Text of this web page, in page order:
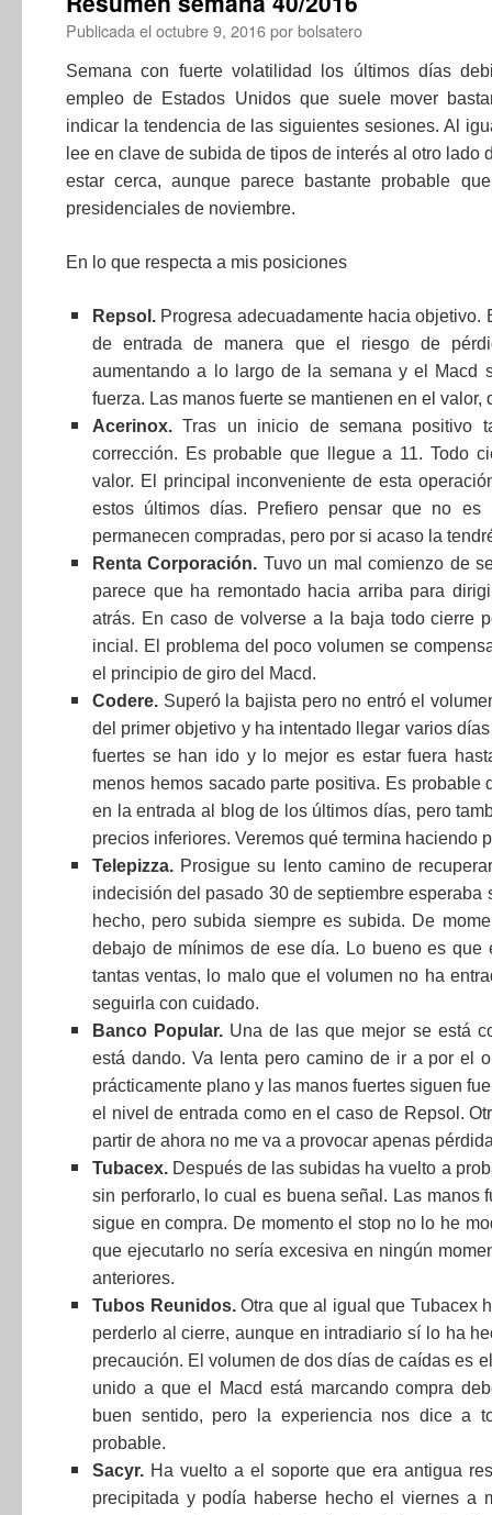
Publicada el octubre 9, 2016porbolsatero
Semana con fuerte volatilidad los últimos días
empleo de Estados Unidos que suele mover
indicar la tendencia de las siguientes sesiones. Al
lee en clave de subida de tipos de interés al otro
estar cerca, aunque parece bastante probable
presidenciales de noviembre.
En lo que respecta a mis posiciones
Repsol. Progresa adecuadamente hacia
de entrada de manera que el riesgo de
aumentando a lo largo de la semana y el Macd
fuerza. Las manos fuerte se mantienen en el valor,
Acerinox. Tras un inicio de semana positivo
corrección. Es probable que llegue a 11. Todo
valor. El principal inconveniente de esta
estos últimos días. Prefiero pensar que no
permanecen compradas, pero por si acaso la
Renta Corporación. Tuvo un mal comienzo de
parece que ha remontado hacia arriba para
atrás. En caso de volverse a la baja todo cierre
incial. El problema del poco volumen se
el principio de giro del Macd.
Codere. Superó la bajista pero no entró el
del primer objetivo y ha intentado llegar varios
fuertes se han ido y lo mejor es estar fuera
menos hemos sacado parte positiva. Es
en la entrada al blog de los últimos días, pero
precios inferiores. Veremos qué termina haciendo
Telepizza. Prosigue su lento camino de
indecisión del pasado 30 de septiembre esperaba
hecho, pero subida siempre es subida. De
debajo de mínimos de ese día. Lo bueno es que
tantas ventas, lo malo que el volumen no ha
seguirla con cuidado.
Banco Popular. Una de las que mejor se está
está dando. Va lenta pero camino de ir a por el
prácticamente plano y las manos fuertes siguen
el nivel de entrada como en el caso de Repsol.
partir de ahora no me va a provocar apenas
Tubacex. Después de las subidas ha vuelto a
sin perforarlo, lo cual es buena señal. Las manos
sigue en compra. De momento el stop no lo he
que ejecutarlo no sería excesiva en ningún
anteriores.
Tubos Reunidos.Otra que al igual que Tubacex
perderlo al cierre, aunque en intradiario sí lo ha
precaución. El volumen de dos días de caídas es
unido a que el Macd está marcando compra
buen sentido, pero la experiencia nos dice a
probable.
Sacyr. Ha vuelto a el soporte que era antigua
precipitada y podía haberse hecho el viernes a